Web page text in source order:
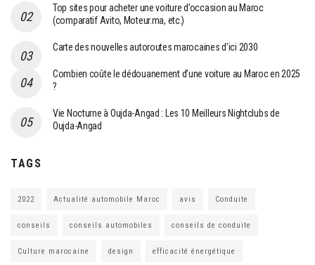
Top sites pour acheter une voiture d’occasion au Maroc
(comparatif Avito, Moteur.ma, etc.)
Carte des nouvelles autoroutes marocaines d’ici 2030
Combien coûte le dédouanement d’une voiture au Maroc en 2025
?
Vie Nocturne à Oujda-Angad : Les 10 Meilleurs Nightclubs de
Oujda-Angad
TAGS
2022 Actualité automobile Maroc avis Conduite
conseils conseils automobiles conseils de conduite
Culture marocaine design efficacité énergétique